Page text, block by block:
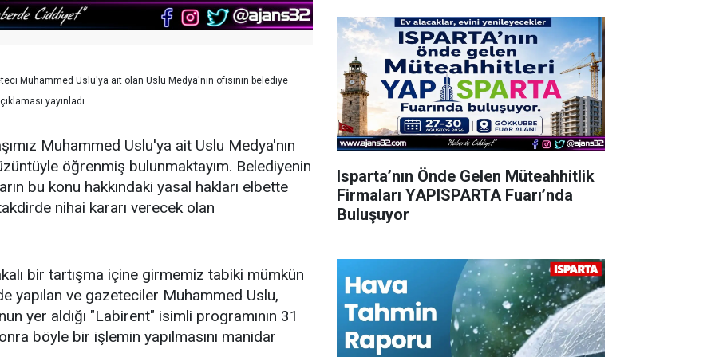
Muhammed Uslu'ya ait olan Uslu Medya'nın ofisinin belediye
yayınladı.
Muhammed Uslu'ya ait Uslu Medya'nın
öğrenmiş bulunmaktayım. Belediyenin
bu konu hakkındaki yasal hakları elbette
nihai kararı verecek olan
bir tartışma içine girmemiz tabiki mümkün
yapılan ve gazeteciler Muhammed Uslu,
yer aldığı "Labirent" isimli programının 31
böyle bir işlemin yapılmasını manidar
Isparta’nın Önde Gelen Müteahhitlik
Firmaları YAPISPARTA Fuarı’nda
Buluşuyor